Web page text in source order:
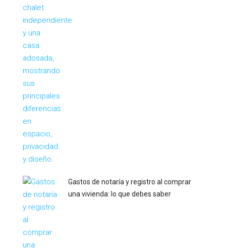
Gastos de notaría y registro al comprar
una vivienda: lo que debes saber